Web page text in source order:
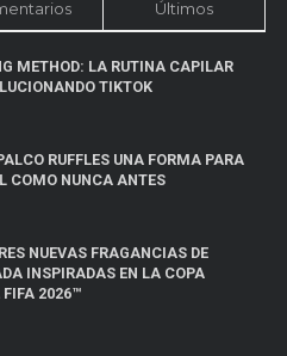
Últimos
METHOD: LA RUTINA CAPILAR
TIKTOK
RUFFLES UNA FORMA PARA
COMO NUNCA ANTES
NUEVAS FRAGANCIAS DE
INSPIRADAS EN LA COPA
FIFA 2026™